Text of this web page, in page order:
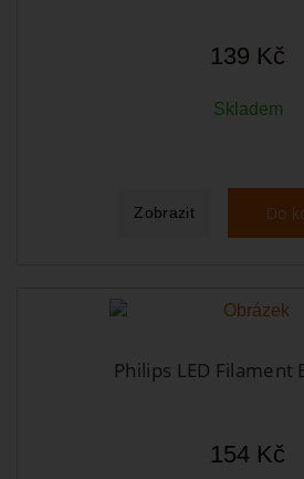
139 Kč
Skladem
Zobrazit Do
Philips LED Filament
154 Kč